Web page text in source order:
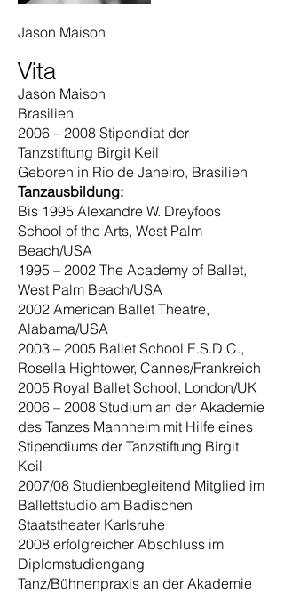
Jason Maison
Vita
Jason Maison
Brasilien
2006 – 2008 Stipendiat der
Tanzstiftung Birgit Keil
Geboren in Rio de Janeiro, Brasilien
Tanzausbildung:
Bis 1995 Alexandre W. Dreyfoos
School of the Arts, West Palm
Beach/USA
1995 – 2002 The Academy of Ballet,
West Palm Beach/USA
2002 American Ballet Theatre,
Alabama/USA
2003 – 2005 Ballet School E.S.D.C.,
Rosella Hightower, Cannes/Frankreich
2005 Royal Ballet School, London/UK
2006 – 2008 Studium an der Akademie
des Tanzes Mannheim mit Hilfe eines
Stipendiums der Tanzstiftung Birgit
Keil
2007/08 Studienbegleitend Mitglied im
Ballettstudio am Badischen
Staatstheater Karlsruhe
2008 erfolgreicher Abschluss im
Diplomstudiengang
Tanz/Bühnenpraxis an der Akademie